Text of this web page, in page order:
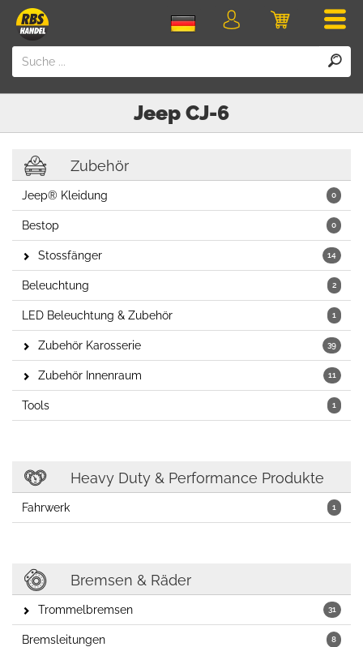
Login
Jeep CJ-6
Zubehör
0
Jeep® Kleidung
0
Bestop
14
Stossfänger
2
Beleuchtung
1
LED Beleuchtung & Zubehör
39
Zubehör Karosserie
11
Zubehör Innenraum
1
Tools
Heavy Duty & Performance Produkte
1
Fahrwerk
Bremsen & Räder
31
Trommelbremsen
8
Bremsleitungen